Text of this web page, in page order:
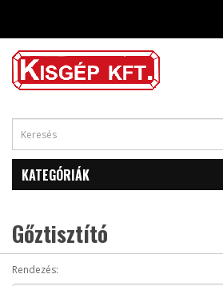
KATEGÓRIÁK
Gőztisztító
Rendezés: